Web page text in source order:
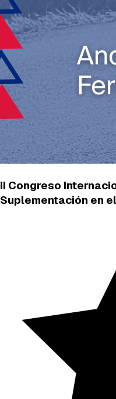
II Congreso
Suplementación en